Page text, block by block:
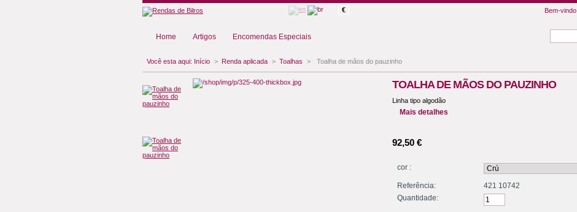
€ Bem-vindo,
Home Artigos Encomendas Especiais
Você esta aqui: Início > Renda aplicada > Toalhas > Toalha de mãos do pauzinho
TOALHA DE MÃOS DO PAUZINHO
Linha tipo algodão
Mais detalhes
92,50 €
cor :
Referência:
421 10742
Quantidade: